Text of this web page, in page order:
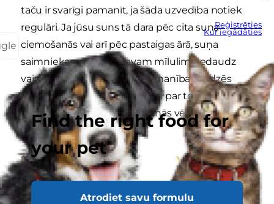
Reģistrēties
Kur iegādāties
Find the right food for
your pet
Atrodiet savu formulu
taču ir svarīgi pamanīt, ja šāda uzvedība notiek
regulāri. Ja jūsu suns tā dara pēc cita suņa
ciemošanās vai arī pēc pastaigas ārā, suņa
saimniekam ir jāveltī savam mīlulim nedaudz
vairāk uzmanības. Lielāka uzmanība palīdzēs
sunim sajusties pārliecinātam par to, ka viņš
jums pilnībā pieder, un mazinās vēlmi iezīmēt
māju.